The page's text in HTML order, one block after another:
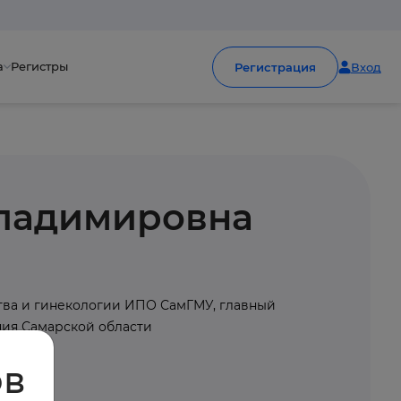
Регистры Регистрация Вход
и гинекологии ИПО СамГМУ, главный
Самарской области